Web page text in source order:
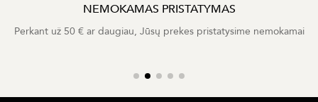
NEMOKAMAS PRISTATYMAS
Perkant už 50 € ar daugiau, Jūsų prekes pristatysime nemokamai